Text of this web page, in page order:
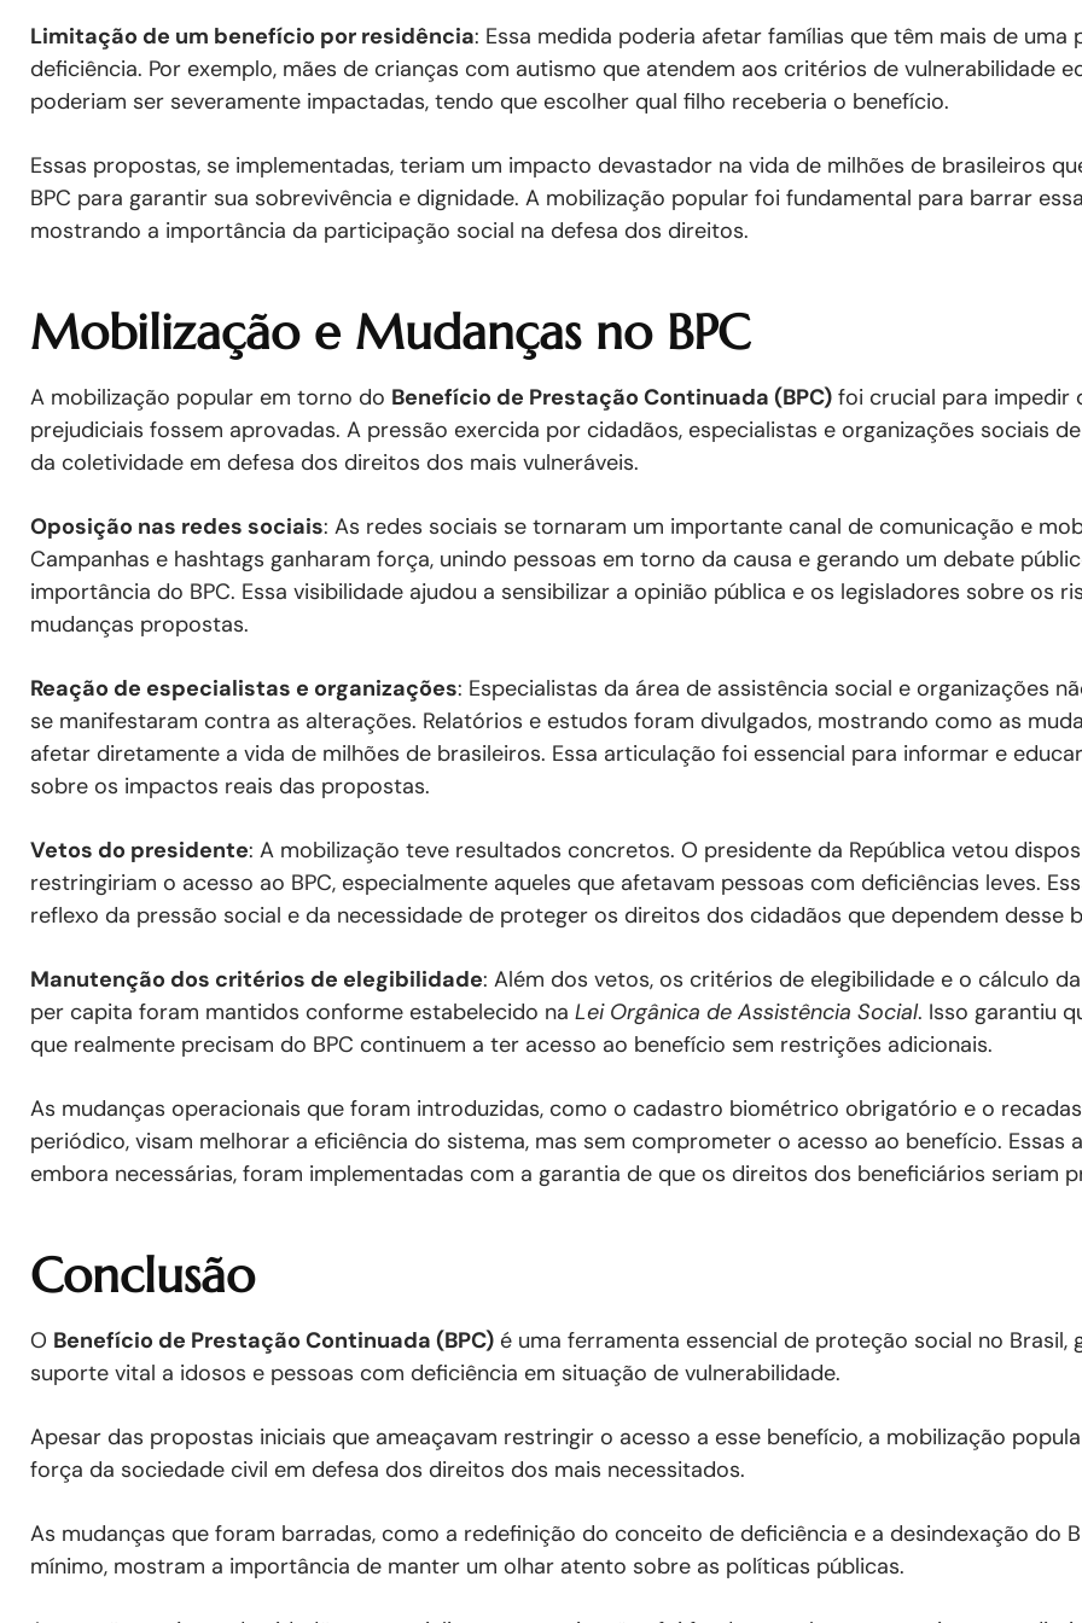
Limitação de um benefício por residência: Essa medida poderia afetar famílias que têm mais de uma
deficiência. Por exemplo, mães de crianças com autismo que atendem aos critérios de vulnerabilidade
poderiam ser severamente impactadas, tendo que escolher qual filho receberia o benefício.
Essas propostas, se implementadas, teriam um impacto devastador na vida de milhões de brasileiros
BPC para garantir sua sobrevivência e dignidade. A mobilização popular foi fundamental para barrar
mostrando a importância da participação social na defesa dos direitos.
Mobilização e Mudanças no BPC
A mobilização popular em torno do Benefício de Prestação Continuada (BPC) foi crucial para impedir
prejudiciais fossem aprovadas. A pressão exercida por cidadãos, especialistas e organizações sociais
da coletividade em defesa dos direitos dos mais vulneráveis.
Oposição nas redes sociais: As redes sociais se tornaram um importante canal de comunicação e
Campanhas e hashtags ganharam força, unindo pessoas em torno da causa e gerando um debate
importância do BPC. Essa visibilidade ajudou a sensibilizar a opinião pública e os legisladores sobre os
mudanças propostas.
Reação de especialistas e organizações: Especialistas da área de assistência social e organizações
se manifestaram contra as alterações. Relatórios e estudos foram divulgados, mostrando como as
afetar diretamente a vida de milhões de brasileiros. Essa articulação foi essencial para informar e
sobre os impactos reais das propostas.
Vetos do presidente: A mobilização teve resultados concretos. O presidente da República vetou
restringiriam o acesso ao BPC, especialmente aqueles que afetavam pessoas com deficiências leves.
reflexo da pressão social e da necessidade de proteger os direitos dos cidadãos que dependem desse
Manutenção dos critérios de elegibilidade: Além dos vetos, os critérios de elegibilidade e o cálculo
per capita foram mantidos conforme estabelecido na Lei Orgânica de Assistência Social. Isso garantiu
que realmente precisam do BPC continuem a ter acesso ao benefício sem restrições adicionais.
As mudanças operacionais que foram introduzidas, como o cadastro biométrico obrigatório e o
periódico, visam melhorar a eficiência do sistema, mas sem comprometer o acesso ao benefício. Essas
embora necessárias, foram implementadas com a garantia de que os direitos dos beneficiários seriam
Conclusão
O Benefício de Prestação Continuada (BPC) é uma ferramenta essencial de proteção social no Brasil,
suporte vital a idosos e pessoas com deficiência em situação de vulnerabilidade.
Apesar das propostas iniciais que ameaçavam restringir o acesso a esse benefício, a mobilização
força da sociedade civil em defesa dos direitos dos mais necessitados.
As mudanças que foram barradas, como a redefinição do conceito de deficiência e a desindexação do
mínimo, mostram a importância de manter um olhar atento sobre as políticas públicas.